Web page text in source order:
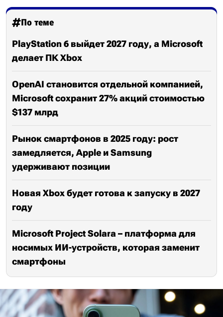
По теме
PlayStation 6 выйдет 2027 году, а Microsoft
делает ПК Xbox
OpenAI становится отдельной компанией,
Microsoft сохранит 27% акций стоимостью
$137 млрд
Рынок смартфонов в 2025 году: рост
замедляется, Apple и Samsung
удерживают позиции
Новая Xbox будет готова к запуску в 2027
году
Microsoft Project Solara – платформа для
носимых ИИ-устройств, которая заменит
смартфоны